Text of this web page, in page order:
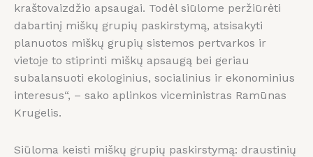
kraštovaizdžio apsaugai. Todėl siūlome peržiūrėti
dabartinį miškų grupių paskirstymą, atsisakyti
planuotos miškų grupių sistemos pertvarkos ir
vietoje to stiprinti miškų apsaugą bei geriau
subalansuoti ekologinius, socialinius ir ekonominius
interesus“, – sako aplinkos viceministras Ramūnas
Krugelis.
Siūloma keisti miškų grupių paskirstymą: draustinių